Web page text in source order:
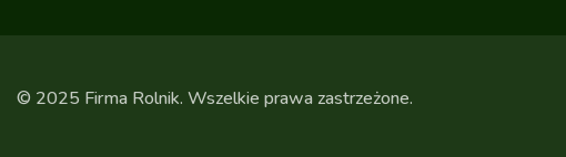
© 2025 Firma Rolnik. Wszelkie prawa zastrzeżone.